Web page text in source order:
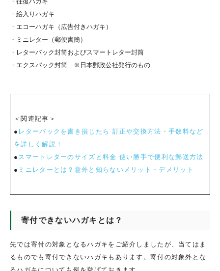
絵入りハガキ
エコーハガキ（広告付きハガキ）
ミニレター（郵便書簡）
レターパック封筒およびスマートレター封筒
エクスパック封筒 ※日本郵政公社発行のもの
＜関連記事＞
● レターパックを書き損じたら 訂正や交換方法・手数料など
を詳しく解説！
● スマートレターのサイズと料金 使い勝手で便利な郵送方法
● ミニレターとは？意外と知らないメリット・デメリット
寄付できないハガキとは？
先では寄付の対象となるハガキをご紹介しましたが、当てはま
るものでも寄付できないハガキもあります。寄付の対象外とな